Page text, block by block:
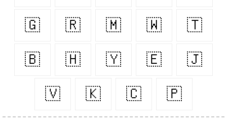
🇬 🇷 🇲 🇼 🇹
🇧 🇭 🇾 🇪 🇯
🇻 🇰 🇨 🇵